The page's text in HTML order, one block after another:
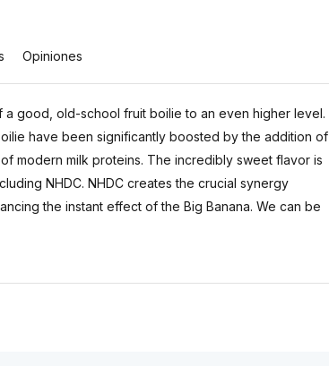
Opiniones
good, old-school fruit boilie to an even higher level.
have been significantly boosted by the addition of
modern milk proteins. The incredibly sweet flavor is
NHDC. NHDC creates the crucial synergy
the instant effect of the Big Banana. We can be